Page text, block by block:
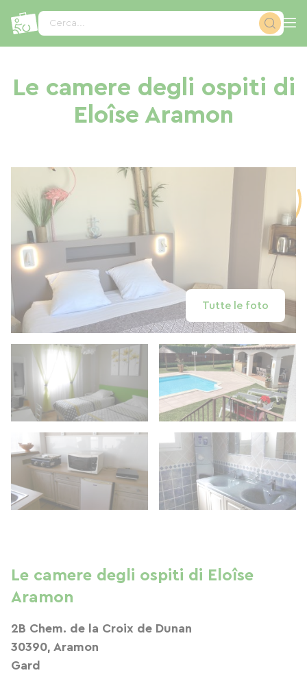
Cerca...
Le camere degli ospiti di
Eloîse Aramon
Tutte le foto
Le camere degli ospiti di Eloîse
Aramon
2B Chem. de la Croix de Dunan
30390, Aramon
Gard
Pannello di gestione dei cookies